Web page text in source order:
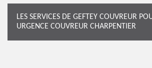
LES SERVICES DE GEFTEY COUVREUR
URGENCE COUVREUR CHARPENTIER